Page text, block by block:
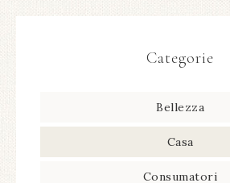
Categorie
Bellezza
Casa
Consumatori